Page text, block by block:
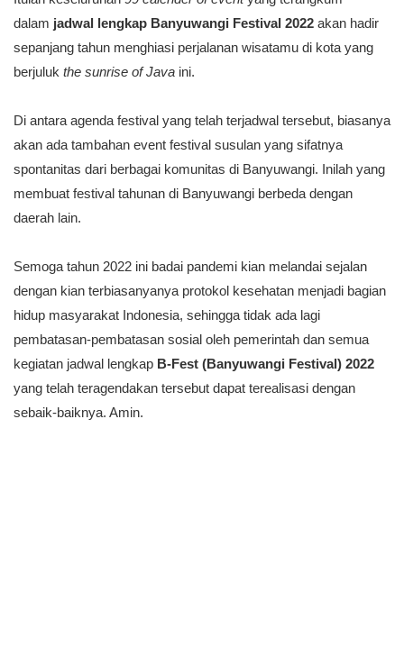
dalam jadwal lengkap Banyuwangi Festival 2022 akan hadir
sepanjang tahun menghiasi perjalanan wisatamu di kota yang
berjuluk the sunrise of Java ini.
Di antara agenda festival yang telah terjadwal tersebut, biasanya
akan ada tambahan event festival susulan yang sifatnya
spontanitas dari berbagai komunitas di Banyuwangi. Inilah yang
membuat festival tahunan di Banyuwangi berbeda dengan
daerah lain.
Semoga tahun 2022 ini badai pandemi kian melandai sejalan
dengan kian terbiasanyanya protokol kesehatan menjadi bagian
hidup masyarakat Indonesia, sehingga tidak ada lagi
pembatasan-pembatasan sosial oleh pemerintah dan semua
kegiatan jadwal lengkap B-Fest (Banyuwangi Festival) 2022
yang telah teragendakan tersebut dapat terealisasi dengan
sebaik-baiknya. Amin.